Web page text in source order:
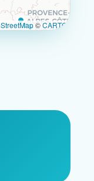
©CARTO